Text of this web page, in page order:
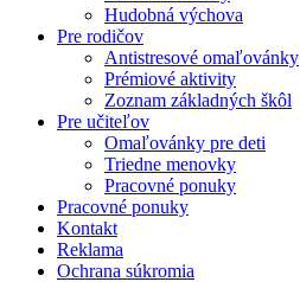
Hudobná výchova
Pre rodičov
Antistresové omaľovánky
Prémiové aktivity
Zoznam základných škôl
Pre učiteľov
Omaľovánky pre deti
Triedne menovky
Pracovné ponuky
Pracovné ponuky
Kontakt
Reklama
Ochrana súkromia